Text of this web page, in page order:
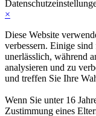
×
Diese Website
verbessern. Einige
unerlässlich, während
analysieren und zu
und treffen Sie Ihre
Wenn Sie unter 16
Zustimmung eines